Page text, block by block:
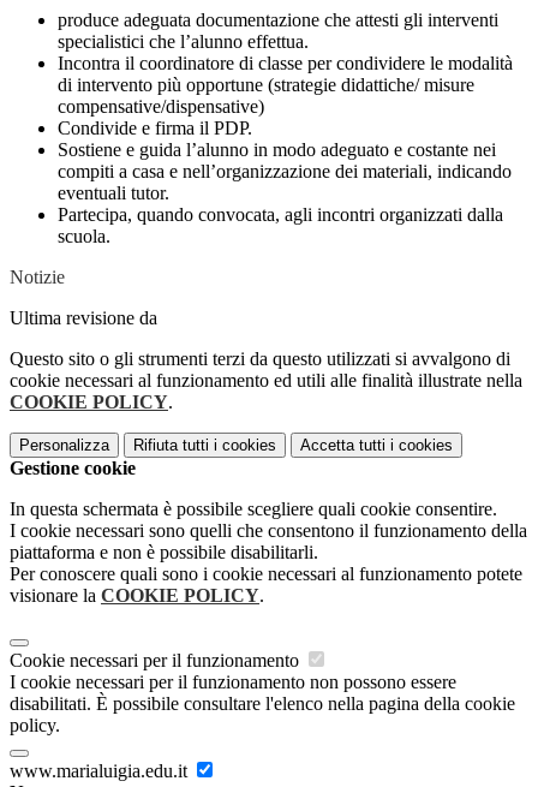
produce adeguata documentazione che attesti gli interventi
specialistici che l’alunno effettua.
Incontra il coordinatore di classe per condividere le modalità
di intervento più opportune (strategie didattiche/ misure
compensative/dispensative)
Condivide e firma il PDP.
Sostiene e guida l’alunno in modo adeguato e costante nei
compiti a casa e nell’organizzazione dei materiali, indicando
eventuali tutor.
Partecipa, quando convocata, agli incontri organizzati dalla
scuola.
Notizie
Ultima revisione da
Questo sito o gli strumenti terzi da questo utilizzati si avvalgono di
cookie necessari al funzionamento ed utili alle finalità illustrate nella
COOKIE POLICY.
Personalizza Rifiuta tutti i cookies Accetta tutti i cookies
Gestione cookie
In questa schermata è possibile scegliere quali cookie consentire.
I cookie necessari sono quelli che consentono il funzionamento della
piattaforma e non è possibile disabilitarli.
Per conoscere quali sono i cookie necessari al funzionamento potete
visionare la COOKIE POLICY.
Cookie necessari per il funzionamento
I cookie necessari per il funzionamento non possono essere
disabilitati. È possibile consultare l'elenco nella pagina della cookie
policy.
www.marialuigia.edu.it